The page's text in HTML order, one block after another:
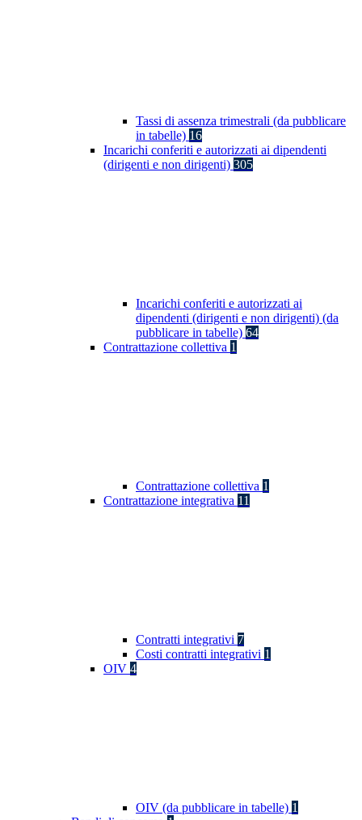
Tassi di assenza trimestrali (da pubblicare
in tabelle) 16
Incarichi conferiti e autorizzati ai dipendenti
(dirigenti e non dirigenti) 305
Incarichi conferiti e autorizzati ai
dipendenti (dirigenti e non dirigenti) (da
pubblicare in tabelle) 64
Contrattazione collettiva 1
Contrattazione collettiva 1
Contrattazione integrativa 11
Contratti integrativi 7
Costi contratti integrativi 1
OIV 4
OIV (da pubblicare in tabelle) 1